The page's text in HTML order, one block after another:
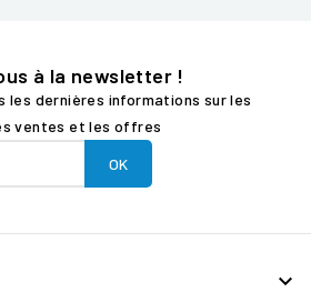
à la newsletter !
les dernières informations sur les
ventes et les offres
